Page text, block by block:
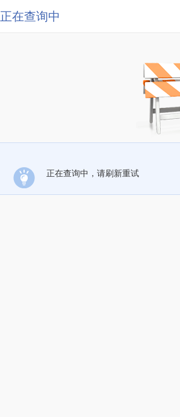
正在查询中
正在查询中，请刷新重试